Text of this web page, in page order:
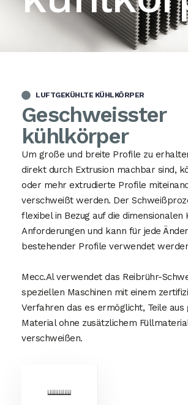
LUFTGEKÜHLTE KÜHLKÖRPER
Geschweisster
kühlkörper
Um große und breite Profile zu
direkt durch Extrusion machbar sind,
oder mehr extrudierte Profile
verschweißt werden. Der
flexibel in Bezug auf die dimensionalen
Anforderungen und kann für jede
bestehender Profile verwendet
Mecc.Al verwendet das Reibrühr-
speziellen Maschinen mit einem
Verfahren das es ermöglicht, Teile aus
Material ohne zusätzlichem
verschweißen.